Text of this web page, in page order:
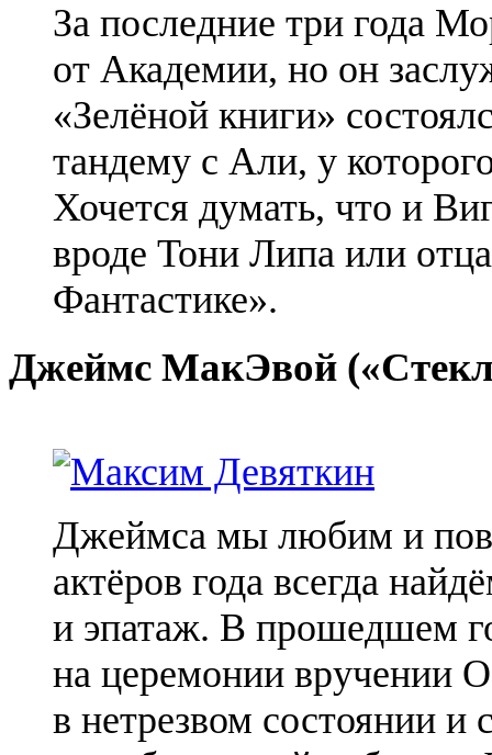
За последние три года
от Академии, но он
«Зелёной книги»
тандему с Али, у
Хочется думать, что и
вроде Тони Липа или
Фантастике».
Джеймс МакЭвой
Джеймса мы любим и
актёров года всегда
и эпатаж. В прошедшем
на церемонии вручении
в нетрезвом состоянии и